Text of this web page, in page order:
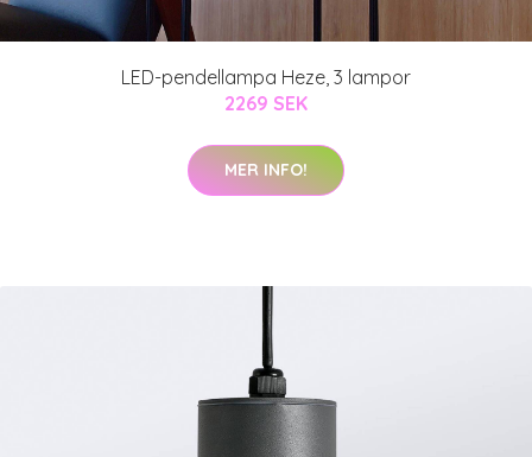
LED-pendellampa Heze, 3 lampor
2269 SEK
MER INFO!